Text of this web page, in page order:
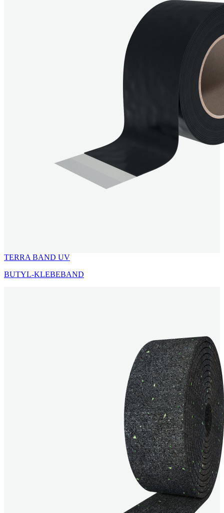
TERRA BAND UV
BUTYL-KLEBEBAND